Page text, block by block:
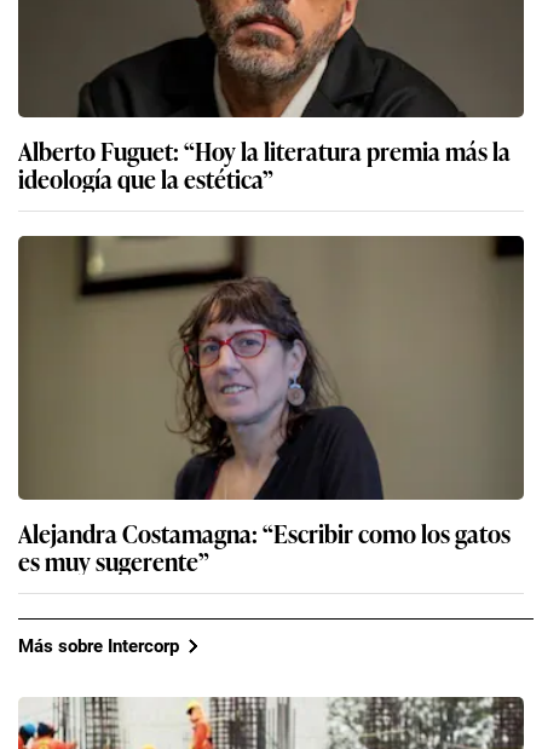
Alberto Fuguet: “Hoy la literatura premia más la
ideología que la estética”
Alejandra Costamagna: “Escribir como los gatos
es muy sugerente”
Más sobre Intercorp